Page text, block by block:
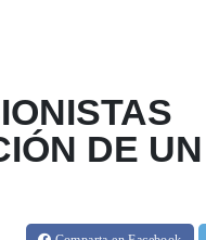
DE UN